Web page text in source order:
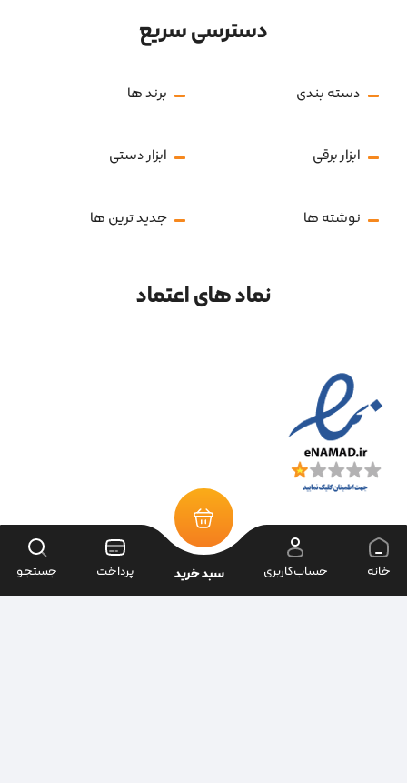
دسترسی سریع
دسته بندی برند ها
ابزار برقی ابزار دستی
نوشته ها جدید ترین ها
نماد های اعتماد
خانه حساب‌کاربری سبد خرید پرداخت جستجو